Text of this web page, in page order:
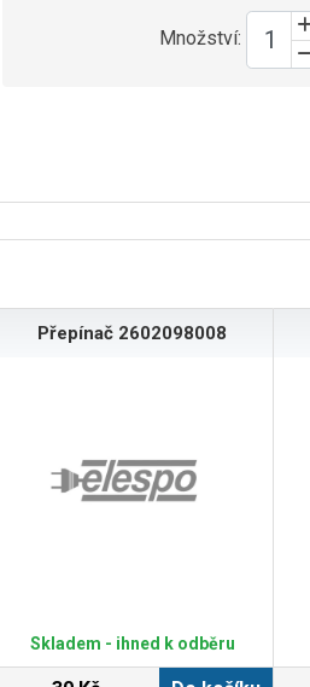
Množství:
Přepínač 2602098008
Skladem - ihned k odběru